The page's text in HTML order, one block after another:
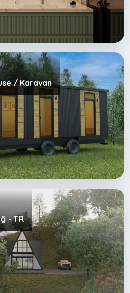
/ Karavan
- TR